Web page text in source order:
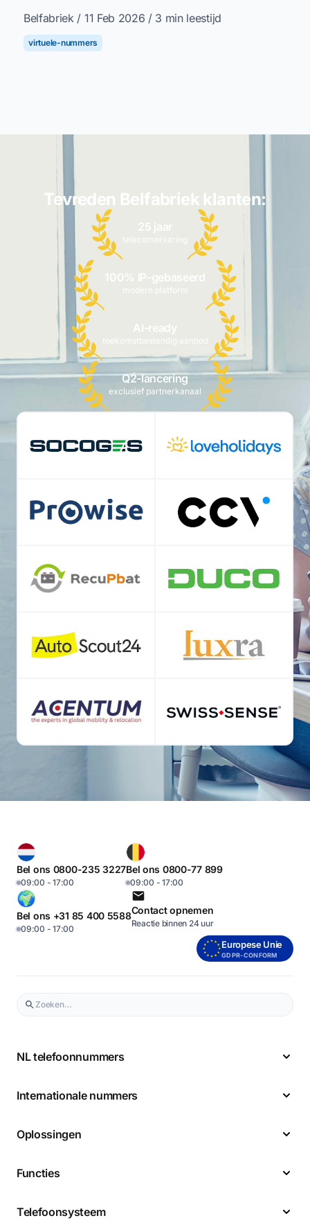
Belfabriek / 11 Feb 2026 / 3 min leestijd
virtuele-nummers
Tevreden Belfabriek klanten:
25 jaar
telecomervaring
100% IP-gebaseerd
modern platform
AI-ready
toekomstbestendig aanbod
Q2-lancering
exclusief partnerkanaal
Bel ons 0800-235 3227
09:00 - 17:00
Bel ons 0800-77 899
09:00 - 17:00
Bel ons +31 85 400 5588
09:00 - 17:00
Contact opnemen
Reactie binnen 24 uur
Europese Unie
GDPR-CONFORM
NL telefoonnummers
Internationale nummers
Oplossingen
Functies
Telefoonsysteem